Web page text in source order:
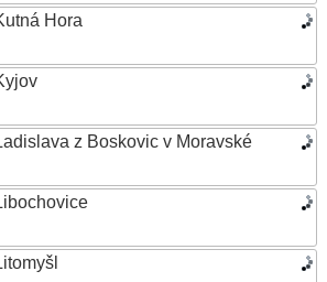
Hora
z Boskovic v Moravské